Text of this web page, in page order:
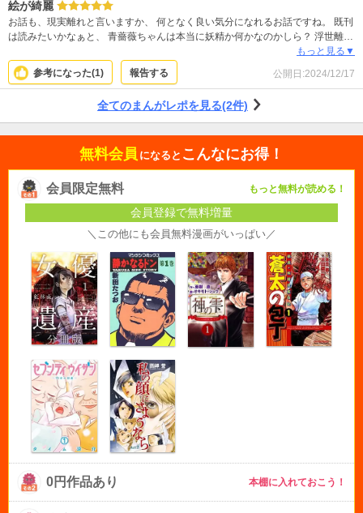
絵が綺麗
お話も、現実離れと言いますか、 何となく良い気分になれるお話ですね。 既刊
は読みたいかなぁと、 青薔薇ちゃんは本当に妖精か何かなのかしら？ 浮世離れ
した店主さんがそうかと思ったのですが笑 学者さんでしたね笑 いい空気感で、
絵もマッチしていてオススメです。
もっと見る▼
参考になった(1) 報告する 公開日:2024/12/17
全てのまんがレポを見る(2件)
無料会員 になると こんなにお得！
会員限定無料 もっと無料が読める！
会員登録で無料増量
＼この他にも会員無料漫画がいっぱい／
0円作品あり 本棚に入れておこう！